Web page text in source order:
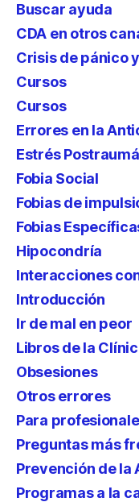
Buscar ayuda
CDA en otros
Crisis de pánico
Cursos
Cursos
Errores en la
Estrés
Fobia Social
Fobias de
Fobias
Hipocondría
Interacciones
Introducción
Ir de mal en peor
Libros de la
Obsesiones
Otros errores
Para
Preguntas más
Prevención de la
Programas a la